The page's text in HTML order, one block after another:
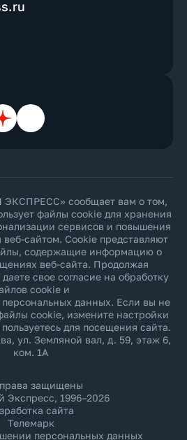
Max
сообщает вам о том,
файлы cookie для хранения
сервисов и повышения
веб-сайтом. Cookie представляют
содержащие информацию о
веб-сайта. Продолжая
свое согласие на обработку
cookie и
данных. Если вы не
cookie, измените настройки
для посещения сайта.
ул. Земляной вал, д. 59, этаж 6,
ком. 1А
защищены
Экспресс, 1996–2026
сайта
Телемарк
персональных данных